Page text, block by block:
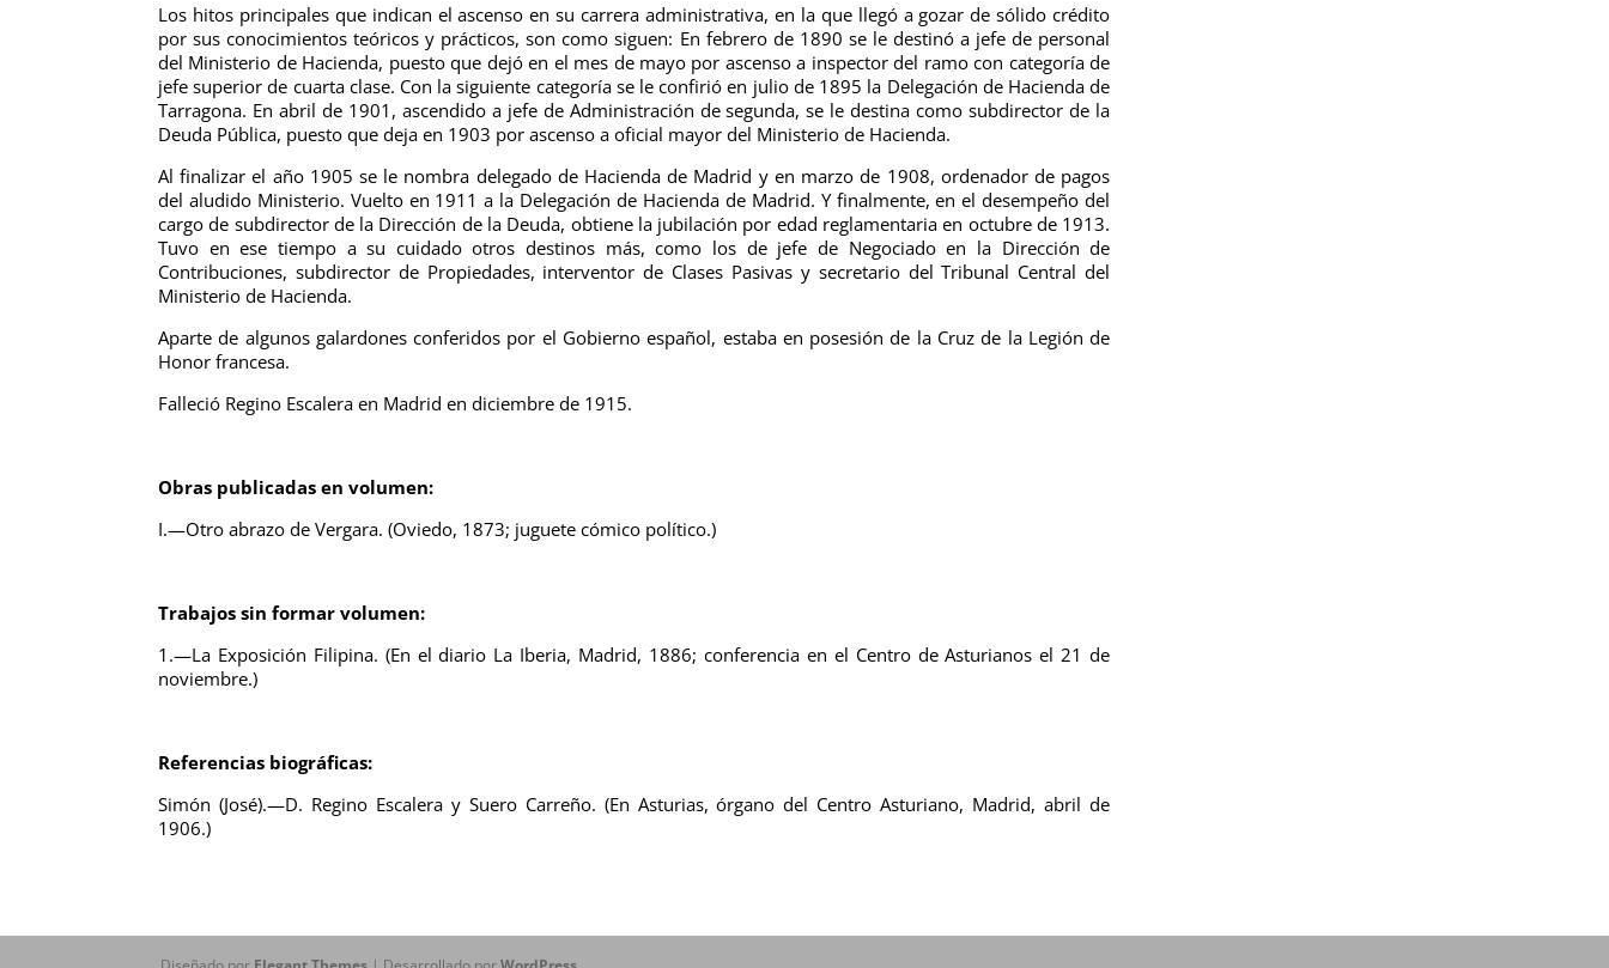
Los hitos principales que indican el ascenso en su carrera administrativa, en la que llegó a gozar de sólido crédito
por sus conocimientos teóricos y prácticos, son como siguen: En febrero de 1890 se le destinó a jefe de personal
del Ministerio de Hacienda, puesto que dejó en el mes de mayo por ascenso a inspector del ramo con categoría de
jefe superior de cuarta clase. Con la siguiente categoría se le confirió en julio de 1895 la Delegación de Hacienda de
Tarragona. En abril de 1901, ascendido a jefe de Administración de segunda, se le destina como subdirector de la
Deuda Pública, puesto que deja en 1903 por ascenso a oficial mayor del Ministerio de Hacienda.
Al finalizar el año 1905 se le nombra delegado de Hacienda de Madrid y en marzo de 1908, ordenador de pagos
del aludido Ministerio. Vuelto en 1911 a la Delegación de Hacienda de Madrid. Y finalmente, en el desempeño del
cargo de subdirector de la Dirección de la Deuda, obtiene la jubilación por edad reglamentaria en octubre de 1913.
Tuvo en ese tiempo a su cuidado otros destinos más, como los de jefe de Negociado en la Dirección de
Contribuciones, subdirector de Propiedades, interventor de Clases Pasivas y secretario del Tribunal Central del
Ministerio de Hacienda.
Aparte de algunos galardones conferidos por el Gobierno español, estaba en posesión de la Cruz de la Legión de
Honor francesa.
Falleció Regino Escalera en Madrid en diciembre de 1915.
Obras publicadas en volumen:
I.—Otro abrazo de Vergara. (Oviedo, 1873; juguete cómico político.)
Trabajos sin formar volumen:
1.—La Exposición Filipina. (En el diario La Iberia, Madrid, 1886; conferencia en el Centro de Asturianos el 21 de
noviembre.)
Referencias biográficas:
Simón (José).—D. Regino Escalera y Suero Carreño. (En Asturias, órgano del Centro Asturiano, Madrid, abril de
1906.)